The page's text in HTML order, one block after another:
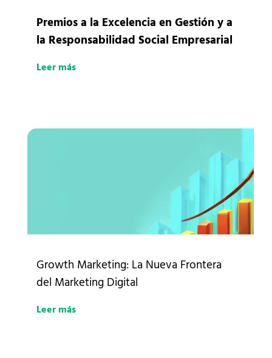
Premios a la Excelencia en Gestión y a
la Responsabilidad Social Empresarial
Leer más
Growth Marketing: La Nueva Frontera
del Marketing Digital
Leer más